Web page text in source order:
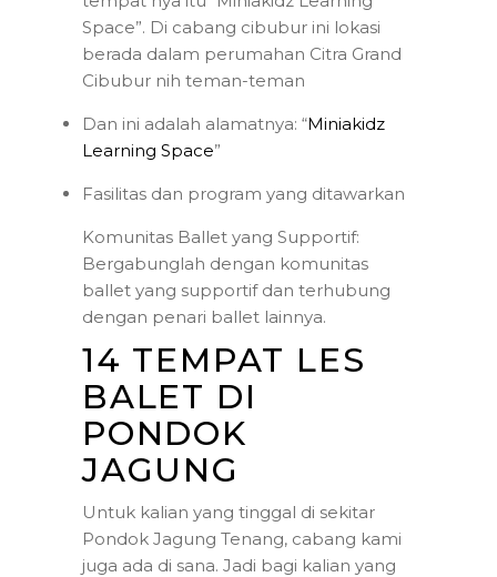
Space”. Di cabang cibubur ini lokasi
berada dalam perumahan Citra Grand
Cibubur nih teman-teman
Dan ini adalah alamatnya: “Miniakidz
Learning Space”
Fasilitas dan program yang ditawarkan
Komunitas Ballet yang Supportif:
Bergabunglah dengan komunitas
ballet yang supportif dan terhubung
dengan penari ballet lainnya.
14 TEMPAT LES
BALET DI
PONDOK
JAGUNG
Untuk kalian yang tinggal di sekitar
Pondok Jagung Tenang, cabang kami
juga ada di sana. Jadi bagi kalian yang